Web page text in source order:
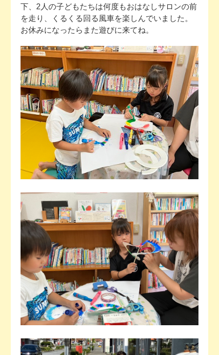
下、2人の子どもたちは何度もおはなしサロンの前
を走り、くるくる回る風車を楽しんでいました。
お休みになったらまた遊びに来てね。